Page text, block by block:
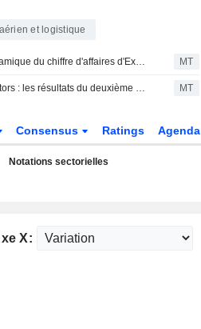
et logistique
La dynamique du chiffre d'affaires d'Expeditors International of Washington devrait se poursuivre, selon UBS MT
Expeditors : les résultats du deuxième trimestre portés par la solidité du fret aérien, selon Morgan Stanley MT
Consensus Ratings Agenda
Notations sectorielles
X: